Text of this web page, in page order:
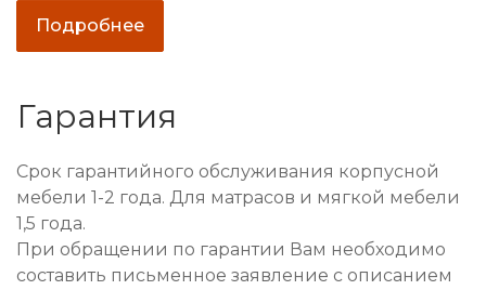
Подробнее
Гарантия
Срок гарантийного обслуживания корпусной
мебели 1-2 года. Для матрасов и мягкой мебели
1,5 года.
При обращении по гарантии Вам необходимо
составить письменное заявление с описанием